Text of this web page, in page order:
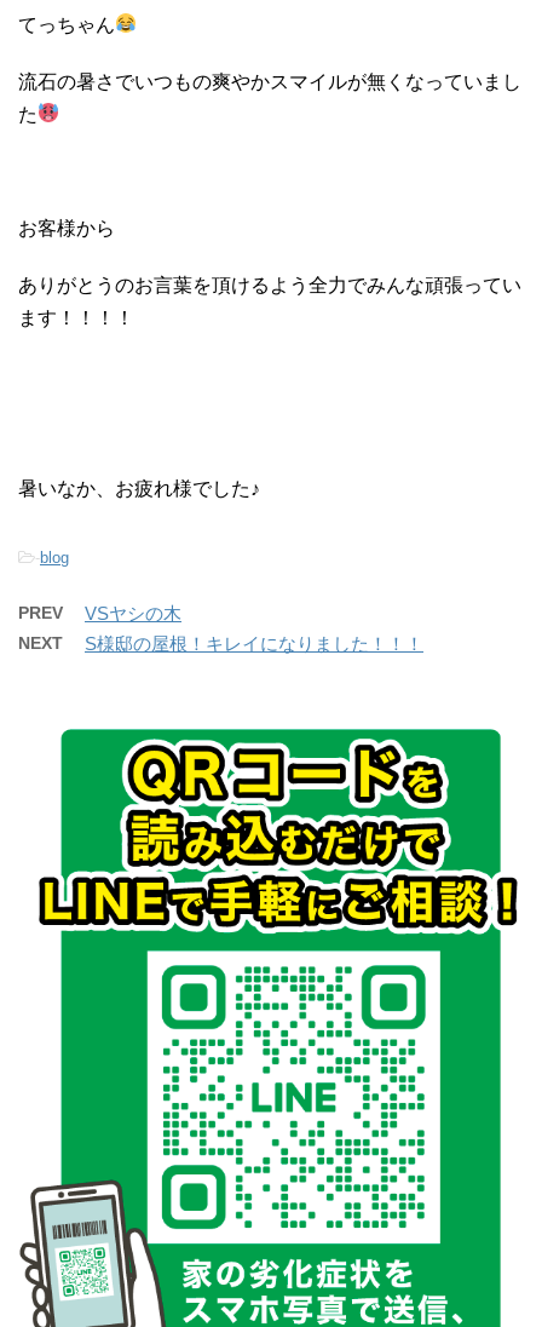
てっちゃん
流石の暑さでいつもの爽やかスマイルが無くなっていまし
た
お客様から
ありがとうのお言葉を頂けるよう全力でみんな頑張ってい
ます！！！！
暑いなか、お疲れ様でした♪
-blog
PREV VSヤシの木
NEXT S様邸の屋根！キレイになりました！！！